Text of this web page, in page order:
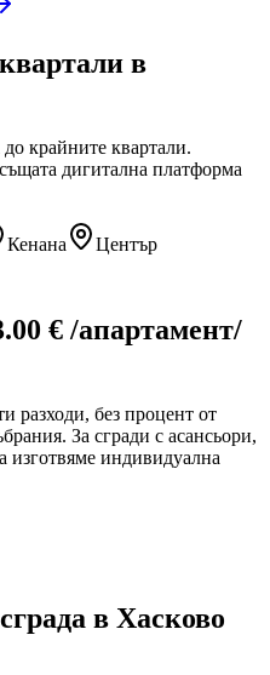
в
крайните квартали.
дигитална платформа
Кенана
Център
€ /апартамент/
разходи, без процент от
За сгради с асансьори,
изготвяме индивидуална
в Хасково